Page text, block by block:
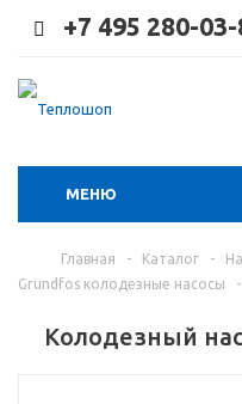
+7 495 280-
МЕНЮ
Главная - Каталог -
Grundfos колодезные насосы
-
Колодезный